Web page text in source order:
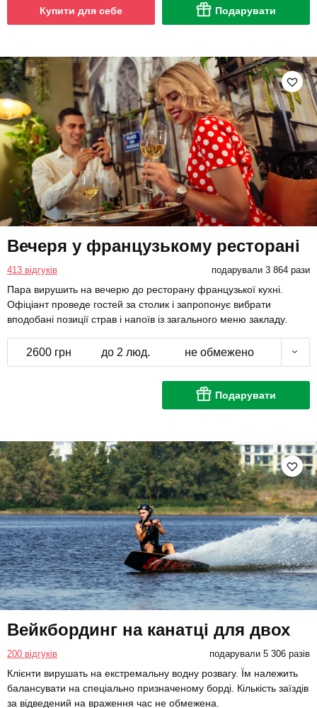
Купити для себе Подарувати
Вечеря у французькому ресторані
413 відгуків подарували 3 864 рази
Пара вирушить на вечерю до ресторану французької кухні.
Офіціант проведе гостей за столик і запропонує вибрати
вподобані позиції страв і напоїв із загального меню закладу.
2600 грн до 2 люд. не обмежено
Подарувати
Вейкбординг на канатці для двох
200 відгуків подарували 5 306 разів
Клієнти вирушать на екстремальну водну розвагу. Їм належить
балансувати на спеціально призначеному борді. Кількість заїздів
за відведений на враження час не обмежена.